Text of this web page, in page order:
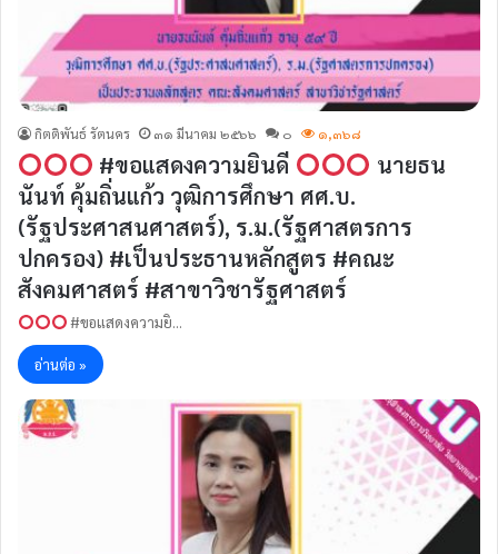
กิตติพันธ์ รัตนคร ๓๑ มีนาคม ๒๕๖๖ ๐ ๑,๓๖๘
#ขอแสดงความยินดี
นายธน
นันท์ คุ้มถิ่นแก้ว วุฒิการศึกษา ศศ.บ.
(รัฐประศาสนศาสตร์), ร.ม.(รัฐศาสตรการ
ปกครอง) #เป็นประธานหลักสูตร #คณะ
สังคมศาสตร์ #สาขาวิชารัฐศาสตร์
#ขอแสดงความยิ…
อ่านต่อ »